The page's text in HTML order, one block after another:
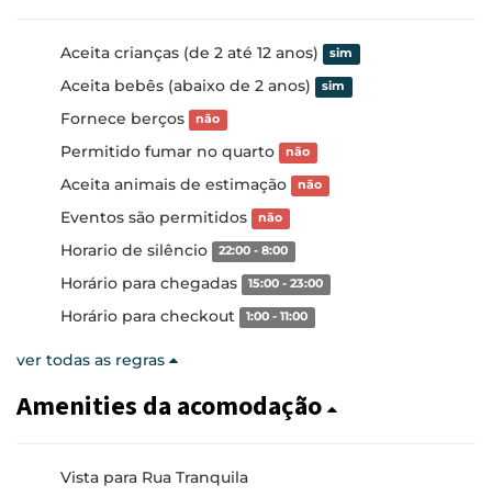
Aceita crianças (de 2 até 12 anos) sim
Aceita bebês (abaixo de 2 anos) sim
Fornece berços não
Permitido fumar no quarto não
Aceita animais de estimação não
Eventos são permitidos não
Horario de silêncio 22:00 - 8:00
Horário para chegadas 15:00 - 23:00
Horário para checkout 1:00 - 11:00
ver todas as regras
Amenities da acomodação
Vista para Rua Tranquila